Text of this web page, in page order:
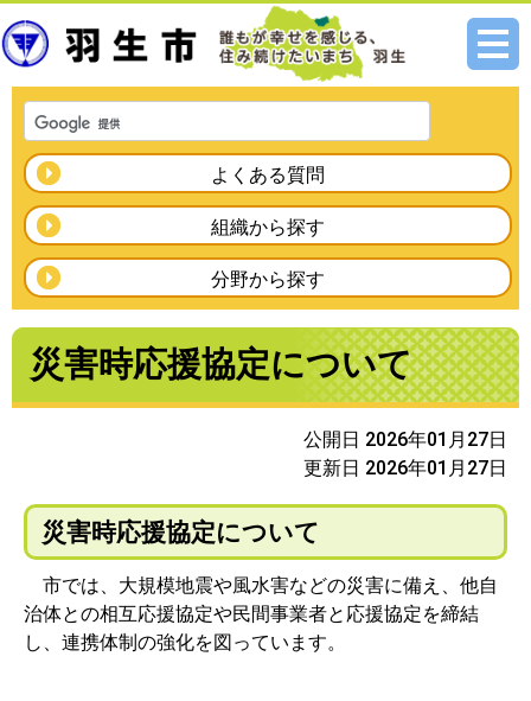
メニ
よくある質問
組織から探す
分野から探す
災害時応援協定について
公開日 2026年01月27日
更新日 2026年01月27日
災害時応援協定について
市では、大規模地震や風水害などの災害に備え、他自
治体との相互応援協定や民間事業者と応援協定を締結
し、連携体制の強化を図っています。